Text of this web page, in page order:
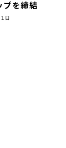
プを締結
日